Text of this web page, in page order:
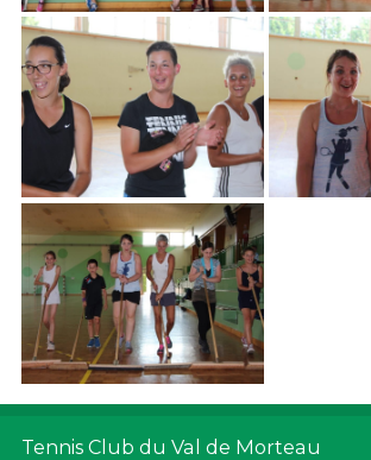
Tennis Club du Val de Morteau